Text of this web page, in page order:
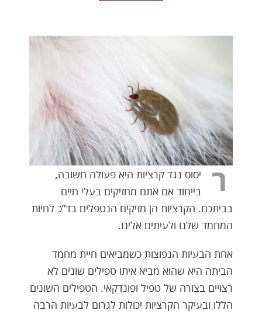
ר
יסוס נגד קרציות היא פעולה חשובה,
בייחוד אם אתם מחזיקים בעלי חיים
בביתכם. הקרציות הן מזיקים הנטפלים בד”כ לחיות
המחמד שלנו ולעיתים אלינו.
אחת הבעיות הנפוצות כשמביאים חיית מחמד
הביתה היא שהוא מביא איתו טפילים שונים לא
רצויים בצורה של טפיל ופונדקאי. הטפילים השונים
הללו ובעיקר הקרציות יכולות לגרום לבעיות הרבה